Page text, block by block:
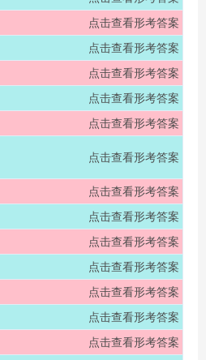
点击查看形考答案
点击查看形考答案
点击查看形考答案
点击查看形考答案
点击查看形考答案
点击查看形考答案
点击查看形考答案
点击查看形考答案
点击查看形考答案
点击查看形考答案
点击查看形考答案
点击查看形考答案
点击查看形考答案